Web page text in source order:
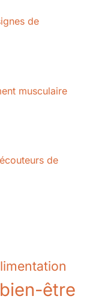
de
musculaire
de
bien-être